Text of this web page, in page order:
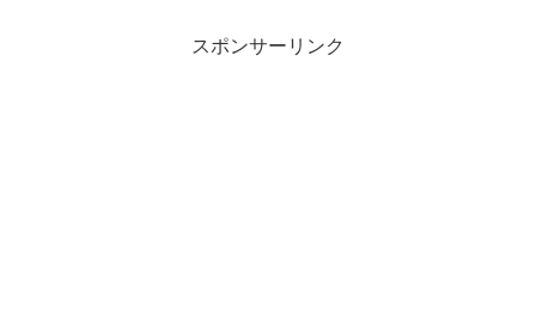
スポンサーリンク